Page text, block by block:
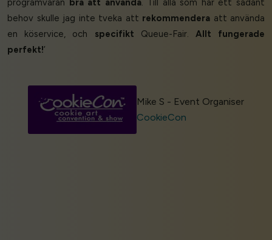
programvaran bra att använda. Till alla som har ett sådant
behov skulle jag inte tveka att rekommendera att använda
en köservice, och specifikt Queue-Fair. Allt fungerade
perfekt!’
Mike S - Event Organiser
CookieCon